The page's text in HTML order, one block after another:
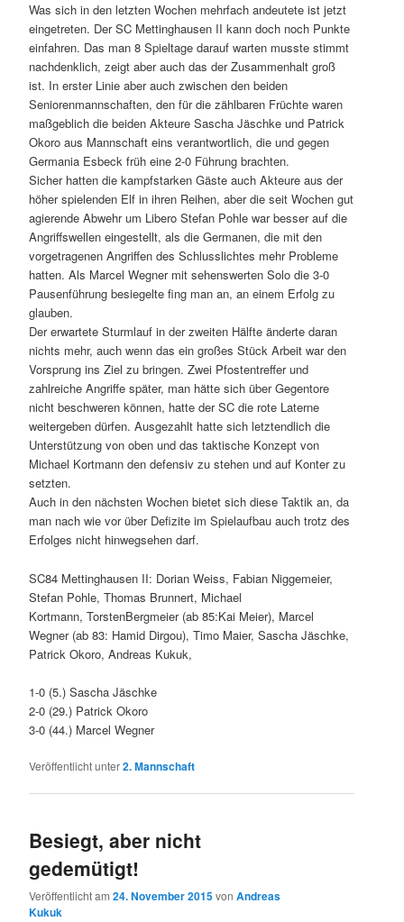
Was sich in den letzten Wochen mehrfach andeutete ist jetzt
eingetreten. Der SC Mettinghausen II kann doch noch Punkte
einfahren. Das man 8 Spieltage darauf warten musste stimmt
nachdenklich, zeigt aber auch das der Zusammenhalt groß
ist. In erster Linie aber auch zwischen den beiden
Seniorenmannschaften, den für die zählbaren Früchte waren
maßgeblich die beiden Akteure Sascha Jäschke und Patrick
Okoro aus Mannschaft eins verantwortlich, die und gegen
Germania Esbeck früh eine 2-0 Führung brachten.
Sicher hatten die kampfstarken Gäste auch Akteure aus der
höher spielenden Elf in ihren Reihen, aber die seit Wochen gut
agierende Abwehr um Libero Stefan Pohle war besser auf die
Angriffswellen eingestellt, als die Germanen, die mit den
vorgetragenen Angriffen des Schlusslichtes mehr Probleme
hatten. Als Marcel Wegner mit sehenswerten Solo die 3-0
Pausenführung besiegelte fing man an, an einem Erfolg zu
glauben.
Der erwartete Sturmlauf in der zweiten Hälfte änderte daran
nichts mehr, auch wenn das ein großes Stück Arbeit war den
Vorsprung ins Ziel zu bringen. Zwei Pfostentreffer und
zahlreiche Angriffe später, man hätte sich über Gegentore
nicht beschweren können, hatte der SC die rote Laterne
weitergeben dürfen. Ausgezahlt hatte sich letztendlich die
Unterstützung von oben und das taktische Konzept von
Michael Kortmann den defensiv zu stehen und auf Konter zu
setzten.
Auch in den nächsten Wochen bietet sich diese Taktik an, da
man nach wie vor über Defizite im Spielaufbau auch trotz des
Erfolges nicht hinwegsehen darf.
SC84 Mettinghausen II: Dorian Weiss, Fabian Niggemeier,
Stefan Pohle, Thomas Brunnert, Michael
Kortmann, TorstenBergmeier (ab 85:Kai Meier), Marcel
Wegner (ab 83: Hamid Dirgou), Timo Maier, Sascha Jäschke,
Patrick Okoro, Andreas Kukuk,
1-0 (5.) Sascha Jäschke
2-0 (29.) Patrick Okoro
3-0 (44.) Marcel Wegner
Veröffentlicht unter2. Mannschaft
Besiegt, aber nicht
gedemütigt!
Veröffentlicht am24. November 2015vonAndreas
Kukuk